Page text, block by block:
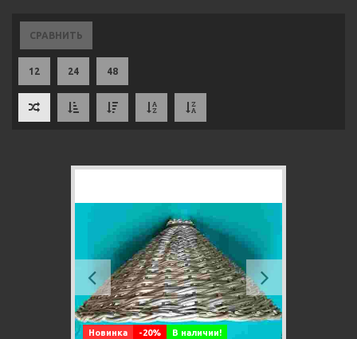
СРАВНИТЬ
12 24 48
Previous
Новинка -20% В наличии!